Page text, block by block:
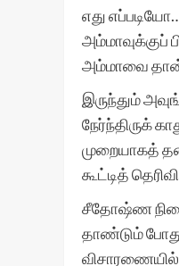
எது
அம்மாவை
இருந்தும்
நேர்ந்திருக்
முறையாகத்
கூட்டித்
சீதோஷ்ண
தாண்டும்
விசாரணையில்